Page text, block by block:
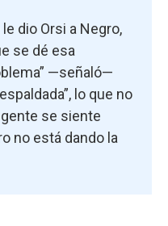
dio Orsi a Negro,
se dé esa
—señaló—
lo que no
se siente
no está dando la